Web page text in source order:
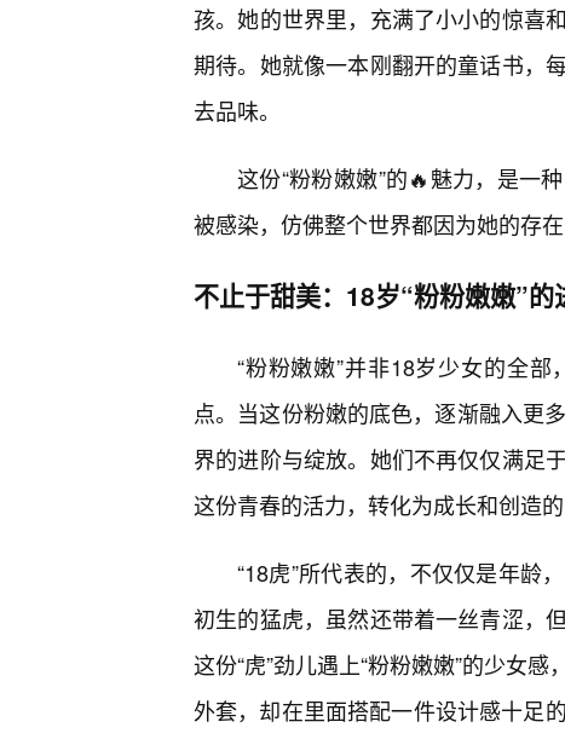
孩。她的世界里，充满了小小的惊喜
期待。她就像一本刚翻开的童话书，
去品味。
这份“粉粉嫩嫩”的🔥魅力，是一
被感染，仿佛整个世界都因为她的存
不止于甜美：18岁“粉粉嫩嫩”的
“粉粉嫩嫩”并非18岁少女的全
点。当这份粉嫩的底色，逐渐融入更
界的进阶与绽放。她们不再仅仅满足
这份青春的活力，转化为成长和创造的
“18虎”所代表的，不仅仅是年龄
初生的猛虎，虽然还带着一丝青涩，
这份“虎”劲儿遇上“粉粉嫩嫩”的少女
外套，却在里面搭配一件设计感十足